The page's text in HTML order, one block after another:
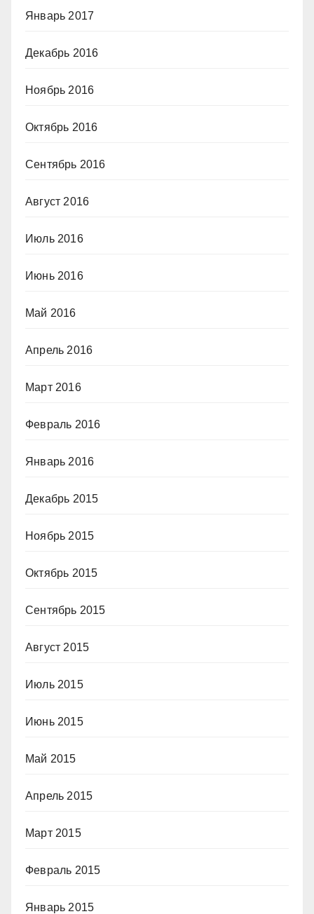
Январь 2017
Декабрь 2016
Ноябрь 2016
Октябрь 2016
Сентябрь 2016
Август 2016
Июль 2016
Июнь 2016
Май 2016
Апрель 2016
Март 2016
Февраль 2016
Январь 2016
Декабрь 2015
Ноябрь 2015
Октябрь 2015
Сентябрь 2015
Август 2015
Июль 2015
Июнь 2015
Май 2015
Апрель 2015
Март 2015
Февраль 2015
Январь 2015